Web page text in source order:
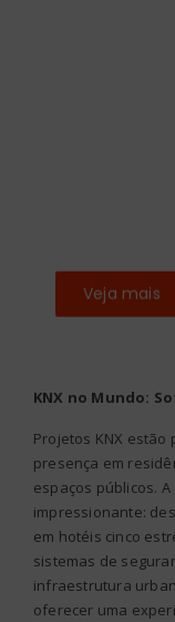
Veja mais
KNX no Mundo:
Projetos KNX
presença em
espaços públicos.
impressionante:
em hotéis cinco
sistemas de
infraestrutura
oferecer uma